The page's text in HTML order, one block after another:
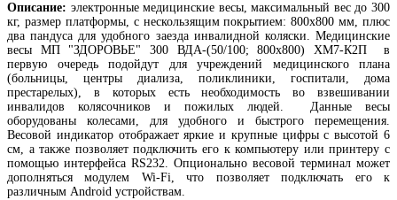
Описание: электронные медицинские весы, максимальный вес до 300
кг, размер платформы, с нескользящим покрытием: 800х800 мм, плюс
два пандуса для удобного заезда инвалидной коляски. Медицинские
весы МП "ЗДОРОВЬЕ" 300 ВДА-(50/100; 800х800) ХМ7-К2П в
первую очередь подойдут для учреждений медицинского плана
(больницы, центры диализа, поликлиники, госпитали, дома
престарелых), в которых есть необходимость во взвешивании
инвалидов колясочников и пожилых людей. Данные весы
оборудованы колесами, для удобного и быстрого перемещения.
Весовой индикатор отображает яркие и крупные цифры с высотой 6
см, а также позволяет подключить его к компьютеру или принтеру с
помощью интерфейса RS232. Опционально весовой терминал может
дополняться модулем Wi-Fi, что позволяет подключать его к
различным Android устройствам.